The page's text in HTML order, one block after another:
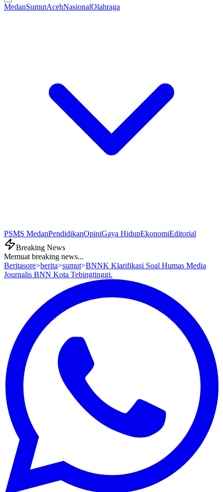
MedanSumutAcehNasionalOlahraga
PSMS MedanPendidikanOpiniGaya HidupEkonomiEditorial
Breaking News
Memuat breaking news...
Beritasore>berita>sumut>BNNK Klarifikasi Soal Humas Media
Journalis BNN Kota Tebingtinggi.